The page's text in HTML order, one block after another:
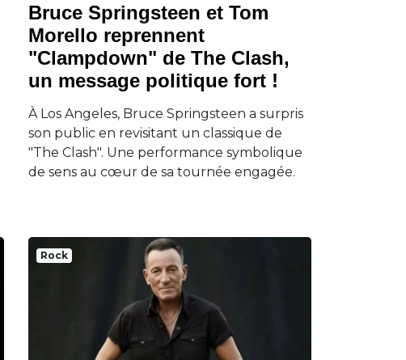
Bruce Springsteen et Tom
Morello reprennent
"Clampdown" de The Clash,
un message politique fort !
À Los Angeles, Bruce Springsteen a surpris
son public en revisitant un classique de
"The Clash". Une performance symbolique
de sens au cœur de sa tournée engagée.
Rock